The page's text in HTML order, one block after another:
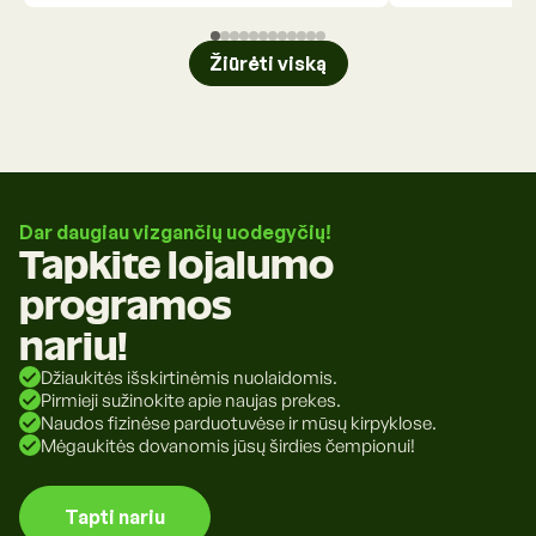
Žiūrėti viską
Dar daugiau vizgančių uodegyčių!
Tapkite lojalumo
programos
nariu!
Džiaukitės išskirtinėmis nuolaidomis.
Pirmieji sužinokite apie naujas prekes.
Naudos fizinėse parduotuvėse ir mūsų kirpyklose.
Mėgaukitės dovanomis jūsų širdies čempionui!
Tapti nariu